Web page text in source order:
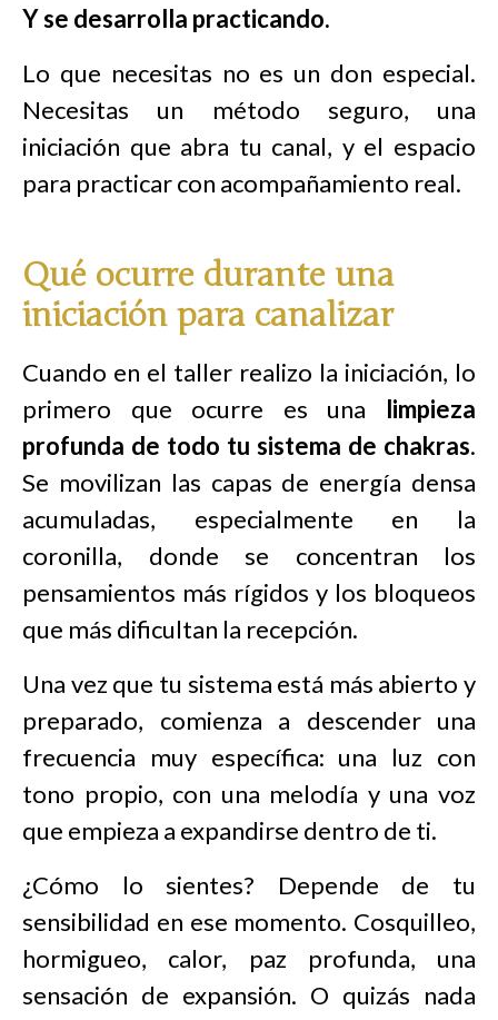
Y se desarrolla practicando.
Lo que necesitas no es un don especial.
Necesitas un método seguro, una
iniciación que abra tu canal, y el espacio
para practicar con acompañamiento real.
Qué ocurre durante una
iniciación para canalizar
Cuando en el taller realizo la iniciación, lo
primero que ocurre es una limpieza
profunda de todo tu sistema de chakras.
Se movilizan las capas de energía densa
acumuladas, especialmente en la
coronilla, donde se concentran los
pensamientos más rígidos y los bloqueos
que más dificultan la recepción.
Una vez que tu sistema está más abierto y
preparado, comienza a descender una
frecuencia muy específica: una luz con
tono propio, con una melodía y una voz
que empieza a expandirse dentro de ti.
¿Cómo lo sientes? Depende de tu
sensibilidad en ese momento. Cosquilleo,
hormigueo, calor, paz profunda, una
sensación de expansión. O quizás nada